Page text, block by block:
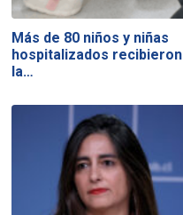
Más de 80 niños y niñas
hospitalizados recibieron
la…